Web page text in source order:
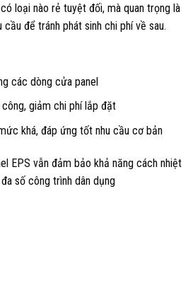
loại nào rẻ tuyệt đối, mà quan trọng là
cầu để tránh phát sinh chi phí về sau.
các dòng cửa panel
giảm chi phí lắp đặt
khá, đáp ứng tốt nhu cầu cơ bản
EPS vẫn đảm bảo khả năng cách nhiệt
số công trình dân dụng